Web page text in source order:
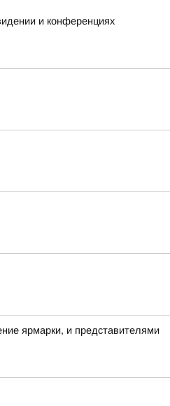
и конференциях
ярмарки, и представителями